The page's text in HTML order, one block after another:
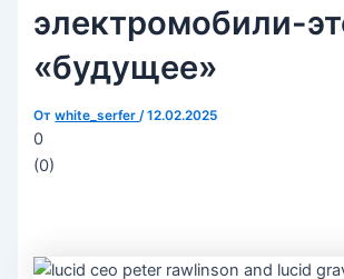
электромобили-
«будущее»
Отwhite_serfer/12.02.2025
0
(0)